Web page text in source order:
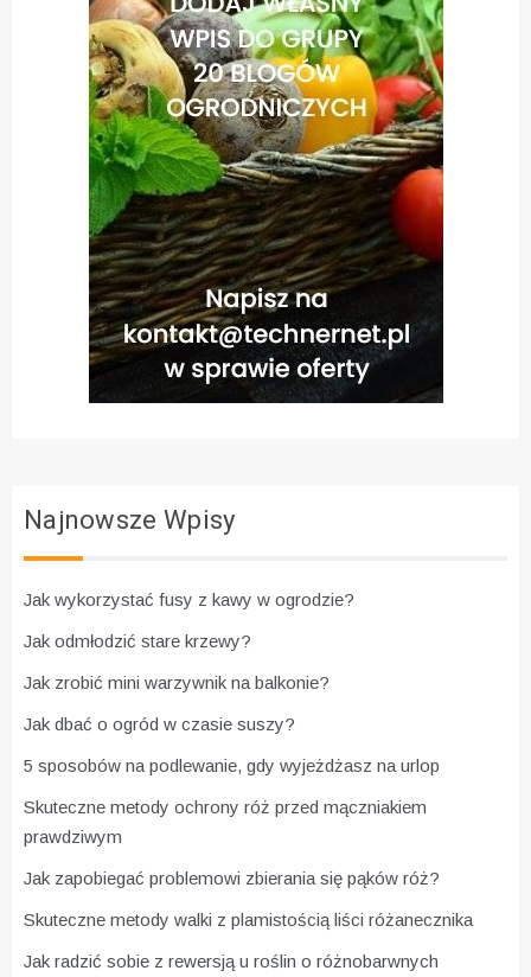
Najnowsze Wpisy
Jak wykorzystać fusy z kawy w ogrodzie?
Jak odmłodzić stare krzewy?
Jak zrobić mini warzywnik na balkonie?
Jak dbać o ogród w czasie suszy?
5 sposobów na podlewanie, gdy wyjeżdżasz na urlop
Skuteczne metody ochrony róż przed mączniakiem
prawdziwym
Jak zapobiegać problemowi zbierania się pąków róż?
Skuteczne metody walki z plamistością liści różanecznika
Jak radzić sobie z rewersją u roślin o różnobarwnych